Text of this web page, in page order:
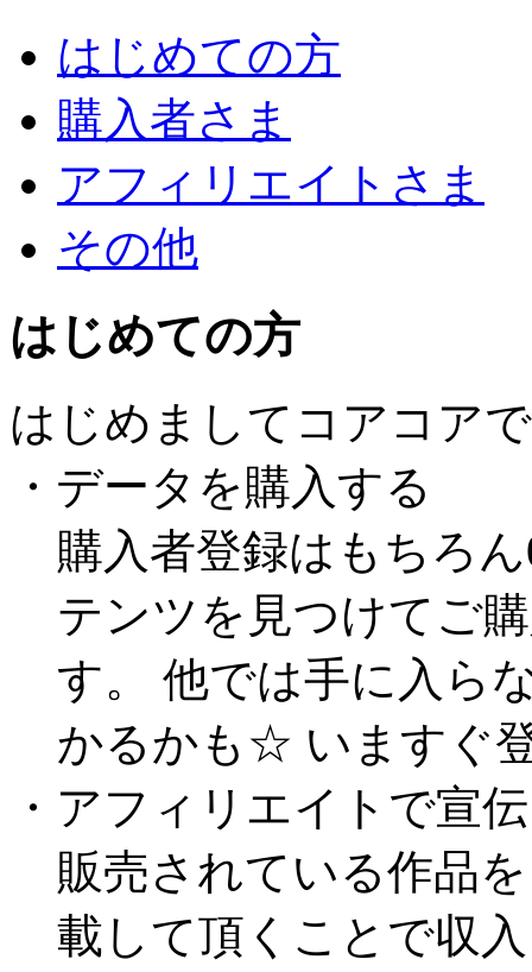
はじめての方
購入者さま
アフィリエイトさま
その他
はじめての方
はじめましてコアコア
・データを購入する
購入者登録はもちろ
テンツを見つけてご
す。 他では手に入ら
かるかも☆ いますぐ
・アフィリエイトで宣
販売されている作品
載して頂くことで収